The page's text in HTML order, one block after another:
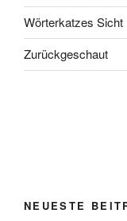
Wörterkatzes Sicht
Zurückgeschaut
NEUESTE